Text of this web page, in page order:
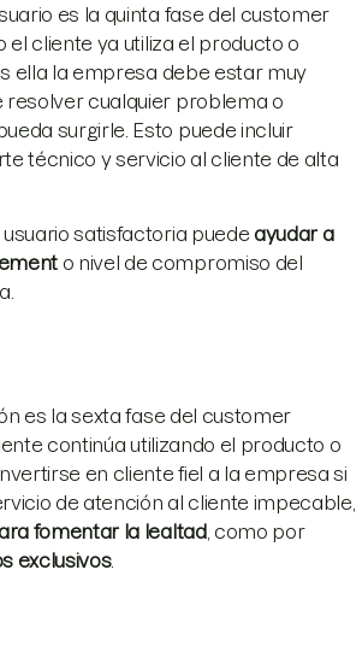
es la quinta fase del customer
el cliente ya utiliza el producto o
ella la empresa debe estar muy
resolver cualquier problema o
surgirle. Esto puede incluir
técnico y servicio al cliente de alta
satisfactoria puede ayudar a
o nivel de compromiso del
es la sexta fase del customer
continúa utilizando el producto o
en cliente fiel a la empresa si
de atención al cliente impecable,
fomentar la lealtad, como por
exclusivos.